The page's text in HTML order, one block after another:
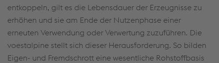
entkoppeln, gilt es die Lebensdauer der Erzeugnisse zu
erhöhen und sie am Ende der Nutzenphase einer
erneuten Verwendung oder Verwertung zuzuführen. Die
voestalpine stellt sich dieser Herausforderung. So bilden
Eigen- und Fremdschrott eine wesentliche Rohstoffbasis